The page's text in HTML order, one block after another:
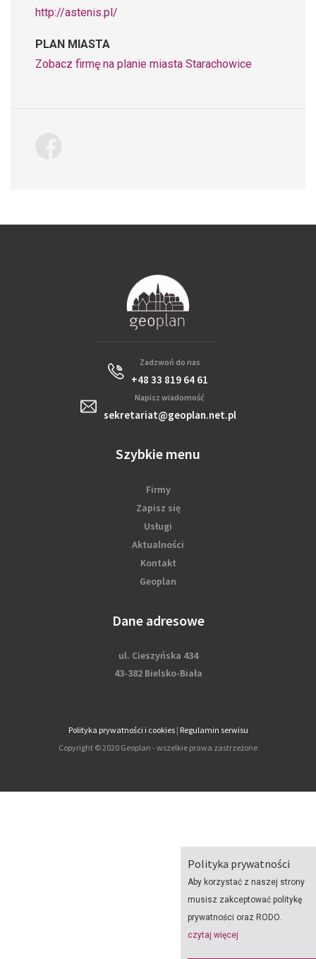
Polityka prywatności
Aby korzystać z naszej strony
musisz zakceptować politykę
prywatności oraz RODO.
czytaj więcej
http://astenis.pl/
PLAN MIASTA
Zobacz firmę na planie miasta Starachowice
Zadzwoń do nas
+48 33 819 64 61
Napisz wiadomość
sekretariat@geoplan.net.pl
Szybkie menu
Firmy
Zapisz się
Usługi
Aktualności
Kontakt
Geoplan
Dane adresowe
ul. Cieszyńska 434
43-382 Bielsko-Biała
Polityka prywatności i cookies| Regulamin serwisu
Copyright © 2020 Geoplan - wszelkie prawa zastrzeżone